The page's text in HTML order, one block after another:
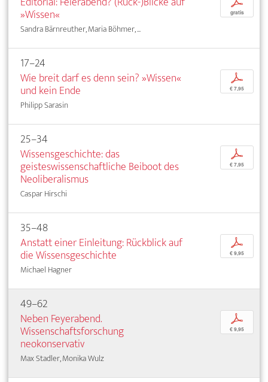
»Wissen«
Sandra Bärnreuther, Maria Böhmer, ...
gratis
17–24
Wie breit darf es denn sein? »Wissen«
und kein Ende
Philipp Sarasin
p
€ 7,95
25–34
Wissensgeschichte: das
geisteswissenschaftliche Beiboot des
Neoliberalismus
Caspar Hirschi
p
€ 7,95
35–48
Anstatt einer Einleitung: Rückblick auf
die Wissensgeschichte
Michael Hagner
p
€ 9,95
49–62
Neben Feyerabend.
Wissenschaftsforschung
neokonservativ
Max Stadler, Monika Wulz
p
€ 9,95